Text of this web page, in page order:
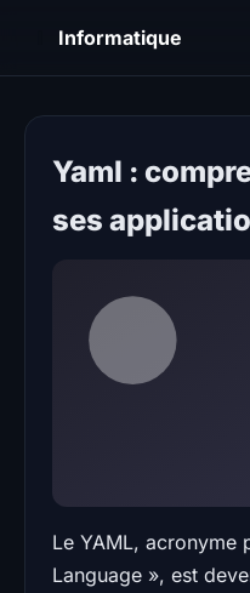
Informatique
Yaml :
ses
Le YAML, acronyme
Language », est